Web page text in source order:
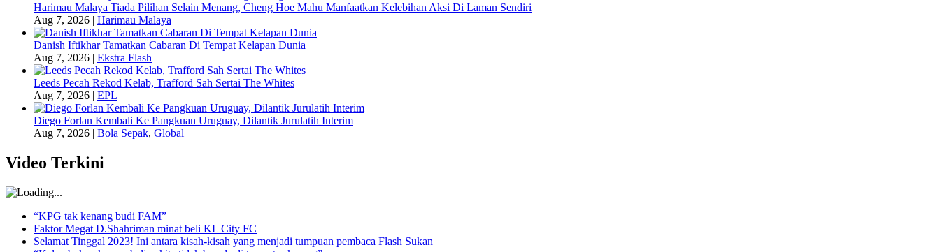
Harimau Malaya Tiada Pilihan Selain Menang, Cheng Hoe Mahu Manfaatkan Kelebihan Aksi Di Laman Sendiri
Aug 7, 2026 | Harimau Malaya
Danish Iftikhar Tamatkan Cabaran Di Tempat Kelapan Dunia
Aug 7, 2026 | Ekstra Flash
Leeds Pecah Rekod Kelab, Trafford Sah Sertai The Whites
Aug 7, 2026 | EPL
Diego Forlan Kembali Ke Pangkuan Uruguay, Dilantik Jurulatih Interim
Aug 7, 2026 | Bola Sepak, Global
Video Terkini
“KPG tak kenang budi FAM”
Faktor Megat D.Shahriman minat beli KL City FC
Selamat Tinggal 2023! Ini antara kisah-kisah yang menjadi tumpuan pembaca Flash Sukan